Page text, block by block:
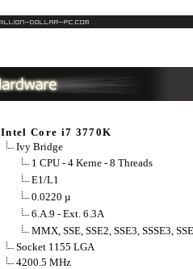
Intel Core i7 3770K
Ivy Bridge
1 CPU - 4 Kerne - 8 Threads
E1/L1
0.0220 µ
6.A.9 - Ext. 6.3A
MMX, SSE, SSE2, SSE3, SSSE3,
Socket 1155 LGA
4200.5 MHz